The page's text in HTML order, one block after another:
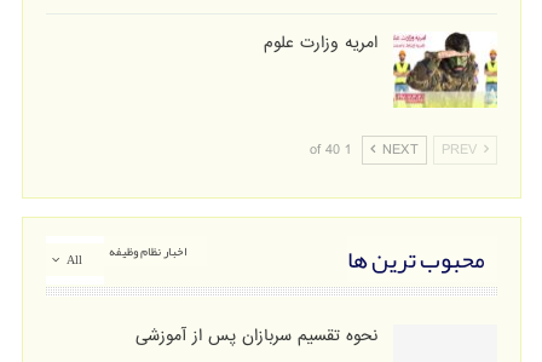
امریه وزارت علوم
PREV
NEXT
1 of 40
All محبوب ترین ها اخبار نظام وظیفه
نحوه تقسیم سربازان پس از آموزشی